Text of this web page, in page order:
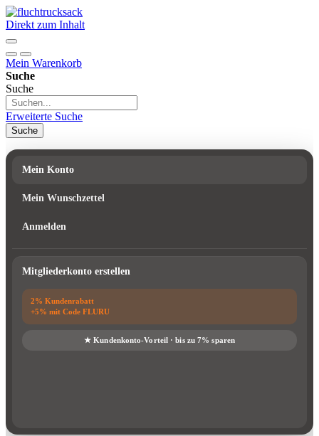
Direkt zum Inhalt
Mein Warenkorb
Suche
Suche
Erweiterte Suche
Suche
Mein Konto
Mein Wunschzettel
Anmelden
Mitgliederkonto erstellen